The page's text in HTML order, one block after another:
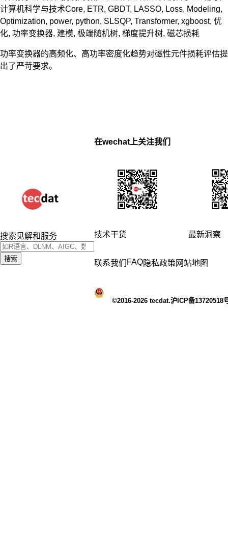
计算机科学与技术Core, ETR, GBDT, LASSO, Loss, Modeling,
Optimization, power, python, SLSQP, Transformer, xgboost, 优
化, 功率变换器, 建模, 极端随机树, 梯度提升树, 磁芯损耗
功率变换器的高频化、高功率密度化趋势对磁性元件损耗评估提
出了严苛要求。
搜索见解和服务
搜索
在wechat上关注我们
技术干货 最新洞察
联系我们 FAQ隐私政策 网站地图
©2016-2026 tecdat.沪ICP备13720518